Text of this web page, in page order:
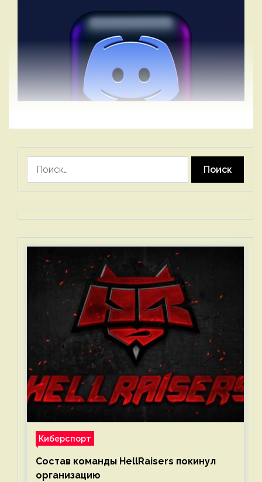
Киберспорт
Состав команды HellRaisers покинул
организацию